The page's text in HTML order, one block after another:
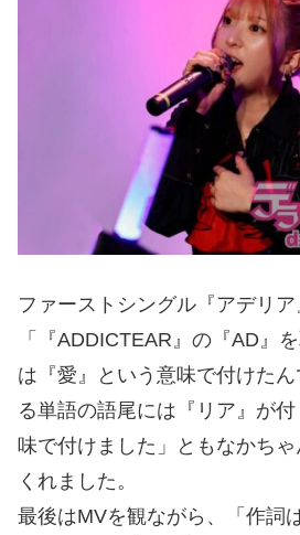
ファーストシングル『アデリア
「『ADDICTEAR』の『AD』
は『愛』という意味で付けた
る単語の語尾には『リア』が
味で付けました」ともなかち
くれました。
最後はMVを観ながら、「作詞